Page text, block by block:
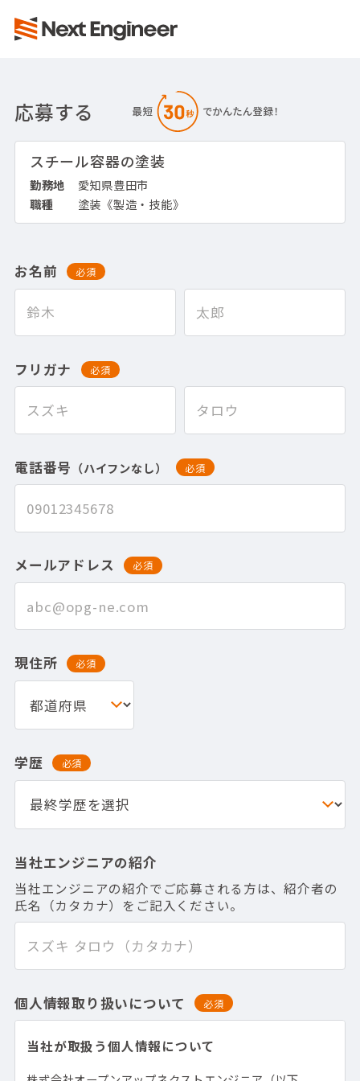
応募する
スチール容器の塗装
勤務地
愛知県豊田市
職種
塗装《製造・技能》
お名前 必須
フリガナ 必須
電話番号 （ハイフンなし） 必須
メールアドレス 必須
現住所 必須
学歴 必須
当社エンジニアの紹介
当社エンジニアの紹介でご応募される方は、紹介者の
氏名（カタカナ）をご記入ください。
個人情報取り扱いについて 必須
当社が取扱う個人情報について